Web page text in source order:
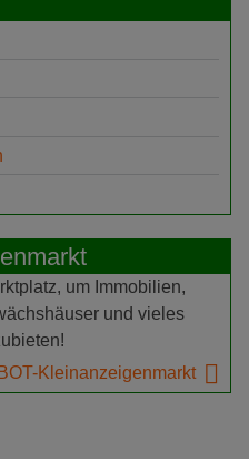
um Immobilien,
und vieles
Kleinanzeigenmarkt